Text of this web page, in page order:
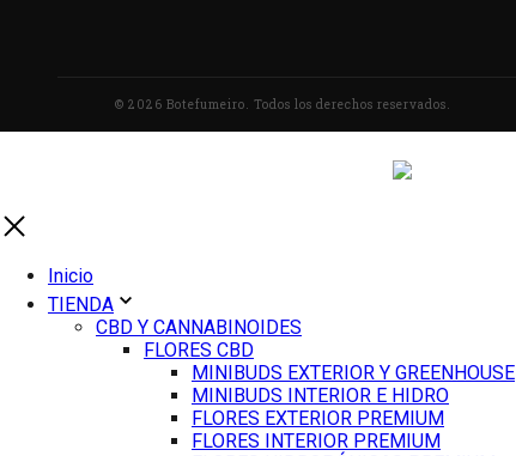
© 2026 Botefumeiro. Todos los derechos reservados.
Inicio
TIENDA
CBD Y CANNABINOIDES
FLORES CBD
MINIBUDS EXTERIOR Y GREENHOUSE
MINIBUDS INTERIOR E HIDRO
FLORES EXTERIOR PREMIUM
FLORES INTERIOR PREMIUM